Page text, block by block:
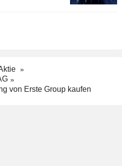
von Erste Group kaufen